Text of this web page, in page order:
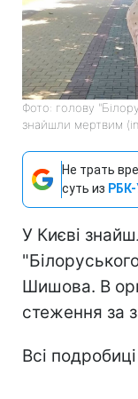
Фото: голову
знайшли мертвим
Не трать
суть из
У Києві
Шишова. В
стеження за
Всі